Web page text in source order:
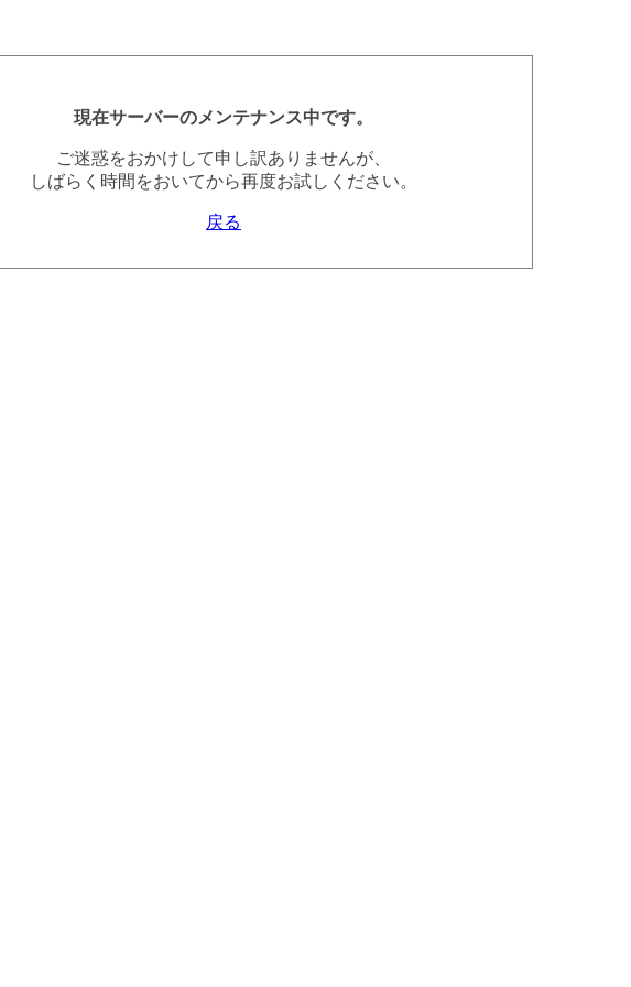
現在サーバーのメンテナンス中です。
ご迷惑をおかけして申し訳ありませんが、
しばらく時間をおいてから再度お試しください。
戻る